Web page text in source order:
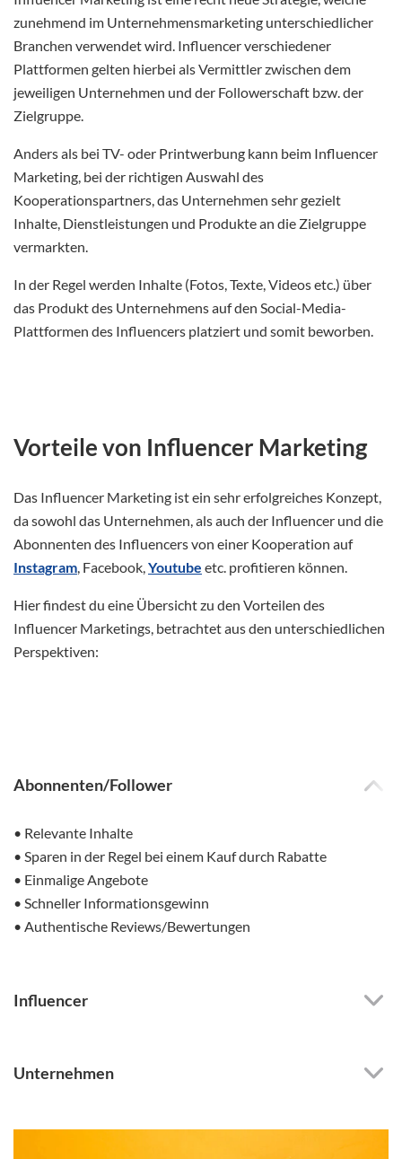
zunehmend im Unternehmensmarketing unterschiedlicher
Branchen verwendet wird. Influencer verschiedener
Plattformen gelten hierbei als Vermittler zwischen dem
jeweiligen Unternehmen und der Followerschaft bzw. der
Zielgruppe.
Anders als bei TV- oder Printwerbung kann beim Influencer
Marketing, bei der richtigen Auswahl des
Kooperationspartners, das Unternehmen sehr gezielt
Inhalte, Dienstleistungen und Produkte an die Zielgruppe
vermarkten.
In der Regel werden Inhalte (Fotos, Texte, Videos etc.) über
das Produkt des Unternehmens auf den Social-Media-
Plattformen des Influencers platziert und somit beworben.
Vorteile von Influencer Marketing
Das Influencer Marketing ist ein sehr erfolgreiches Konzept,
da sowohl das Unternehmen, als auch der Influencer und die
Abonnenten des Influencers von einer Kooperation auf
Instagram, Facebook,Youtube etc. profitieren können.
Hier findest du eine Übersicht zu den Vorteilen des
Influencer Marketings, betrachtet aus den unterschiedlichen
Perspektiven:
Abonnenten/Follower
• Relevante Inhalte
• Sparen in der Regel bei einem Kauf durch Rabatte
• Einmalige Angebote
• Schneller Informationsgewinn
• Authentische Reviews/Bewertungen
Influencer
Unternehmen